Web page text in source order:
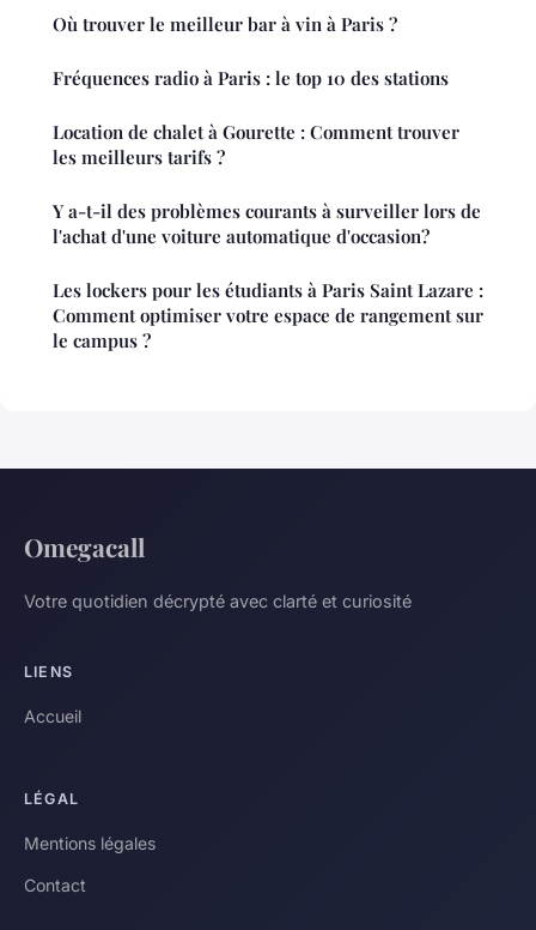
Où trouver le meilleur bar à vin à Paris ?
Fréquences radio à Paris : le top 10 des stations
Location de chalet à Gourette : Comment trouver
les meilleurs tarifs ?
Y a-t-il des problèmes courants à surveiller lors de
l'achat d'une voiture automatique d'occasion?
Les lockers pour les étudiants à Paris Saint Lazare :
Comment optimiser votre espace de rangement sur
le campus ?
Omegacall
Votre quotidien décrypté avec clarté et curiosité
LIENS
Accueil
LÉGAL
Mentions légales
Contact